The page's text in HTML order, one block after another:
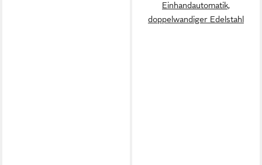
Einhandautomatik,
doppelwandiger Edelstahl